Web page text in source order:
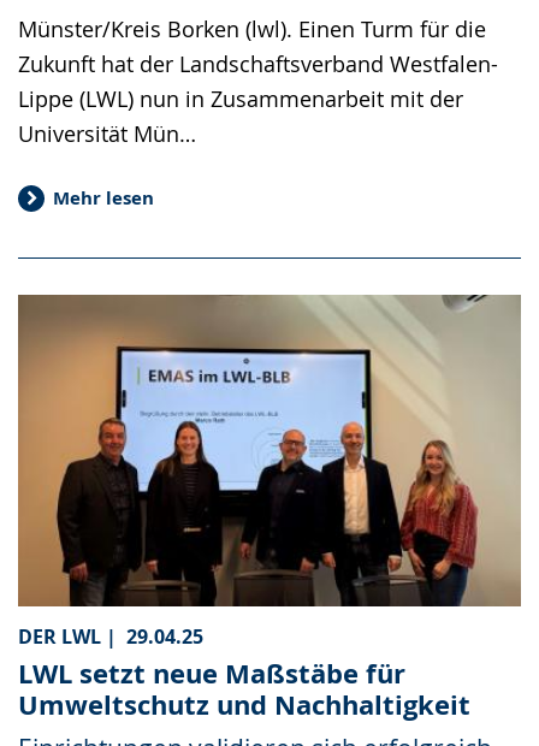
Münster/Kreis Borken (lwl). Einen Turm für die
Zukunft hat der Landschaftsverband Westfalen-
Lippe (LWL) nun in Zusammenarbeit mit der
Universität Mün…
Mehr lesen
DER LWL | 29.04.25
LWL setzt neue Maßstäbe für
Umweltschutz und Nachhaltigkeit